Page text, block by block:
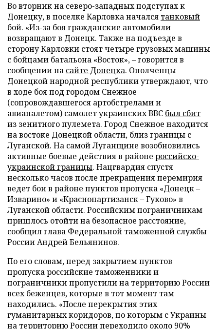
Во вторник на северо-западных подступах к
Донецку, в поселке Карловка начался танковый
бой. «Из-за боя гражданские автомобили
возвращают в Донецк. Также на подъезде в
сторону Карловки стоят четыре грузовых машины
с бойцами батальона «Восток», – говорится в
сообщении на сайте Донецка. Ополченцы
Донецкой народной республики утверждают, что
в ходе боя под городом Снежное
(сопровождавшегося артобстрелами и
авианалетом) самолет украинских ВВС был сбит
из зенитного пулемета. Город Снежное находится
на востоке Донецкой области, близ границы с
Луганской. На самой Луганщине возобновились
активные боевые действия в районе российско-
украинской границы. Нацгвардия спустя
несколько часов после прекращения перемирия
ведет бои в районе пунктов пропуска «Донецк –
Изварино» и «Краснопартизанск – Гуково» в
Луганской области. Российским пограничникам
пришлось отойти на безопасное расстояние,
сообщил глава Федеральной таможенной службы
России Андрей Бельянинов.
По его словам, перед закрытием пунктов
пропуска российские таможенники и
пограничники пропустили на территорию России
всех беженцев, которые в тот момент там
находились. «После перекрытия этих
гуманитарных коридоров, по которым с Украины
на территорию России переходило около 90%